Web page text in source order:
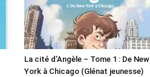
La cité d’Angèle – Tome 1 : De New
York à Chicago (Glénat jeunesse)